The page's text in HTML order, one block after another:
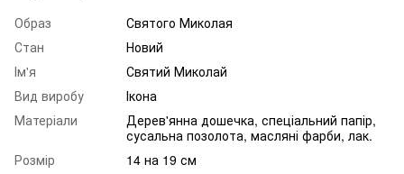
Образ
Святого Миколая
Стан
Новий
Ім'я
Святий Миколай
Вид виробу
Ікона
Матеріали
Дерев'янна дошечка, спеціальний папір,
сусальна позолота, масляні фарби, лак.
Розмір
14 на 19 см